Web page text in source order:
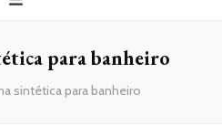
para banheiro
sintética para banheiro